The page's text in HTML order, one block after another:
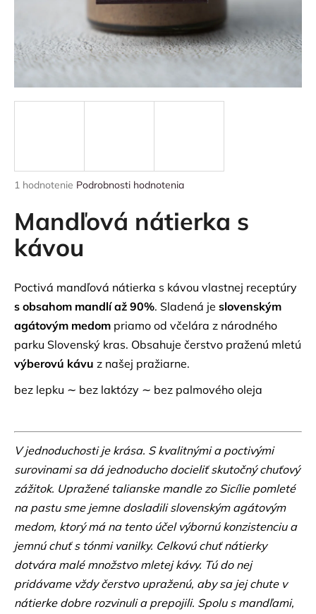
Priemerné
produktu
je
5,0
1 hodnotenie Podrobnosti hodnotenia
Mandľová nátierka s
kávou
Poctivá mandľová nátierka s kávou vlastnej receptúry
s obsahom mandlí až 90%. Sladená je slovenským
agátovým medom priamo od včelára z národného
parku Slovenský kras. Obsahuje čerstvo praženú mletú
výberovú kávu z našej pražiarne.
bez lepku ∼ bez laktózy ∼ bez palmového oleja
V jednoduchosti je krása. S kvalitnými a poctivými
surovinami sa dá jednoducho docieliť skutočný chuťový
zážitok. Upražené talianske mandle zo Sicílie pomleté
na pastu sme jemne dosladili slovenským agátovým
medom, ktorý má na tento účel výbornú konzistenciu a
jemnú chuť s tónmi vanilky. Celkovú chuť nátierky
dotvára malé množstvo mletej kávy. Tú do nej
pridávame vždy čerstvo upraženú, aby sa jej chute v
nátierke dobre rozvinuli a prepojili. Spolu s mandľami,
s
?
O
d
p
r
ú
č
a
m
e
€